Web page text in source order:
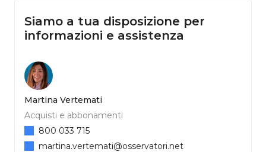
Siamo a tua disposizione per
informazioni e assistenza
Martina Vertemati
Acquisti e abbonamenti
800 033 715
martina.vertemati@osservatori.net